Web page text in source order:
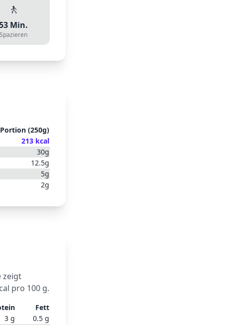
🚶
Min.
Spazieren
(250g)
213 kcal
30g
12.5g
5g
2g
zeigt
pro 100 g.
Fett
3 g 0.5 g